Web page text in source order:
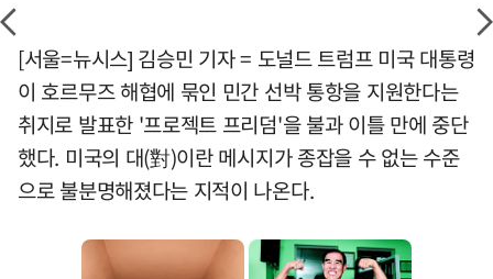
[서울=뉴시스] 김승민 기자 = 도널드 트럼프 미국 대통령
이 호르무즈 해협에 묶인 민간 선박 통항을 지원한다는
취지로 발표한 '프로젝트 프리덤'을 불과 이틀 만에 중단
했다. 미국의 대(對)이란 메시지가 종잡을 수 없는 수준
으로 불분명해졌다는 지적이 나온다.